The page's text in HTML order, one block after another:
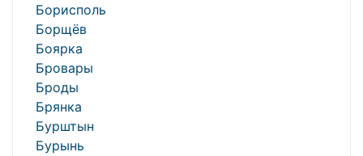
Борисполь
Борщёв
Боярка
Бровары
Броды
Брянка
Бурштын
Бурынь